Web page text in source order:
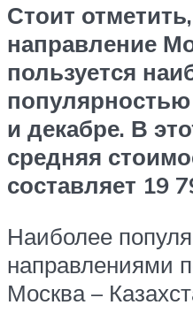
Стоит
направление
пользуется
популярностью
и декабре. В
средняя
составляет 19
Наиболее
направлениями
Москва –